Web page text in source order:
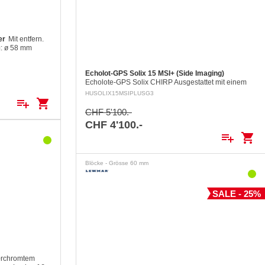
Mit entfern.
ø 58 mm
playlist_add shopping_cart
Echolot-GPS Solix 15 MSI+ (Side Imaging)
Echolote-GPS Solix CHIRP Ausgestattet mit einem
fast Dual Core CPU Zusätzlich zu den Funktionen
HUSOLIX15MSIPLUSG3
CHF 5'100.-
CHF 4'100.-
playlist_add shopping_cart
Blöcke - Grösse 60 mm
SALE - 25%